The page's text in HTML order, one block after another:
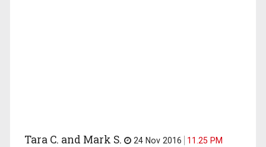
Tara C. and Mark S. 24 Nov 2016 11.25 PM